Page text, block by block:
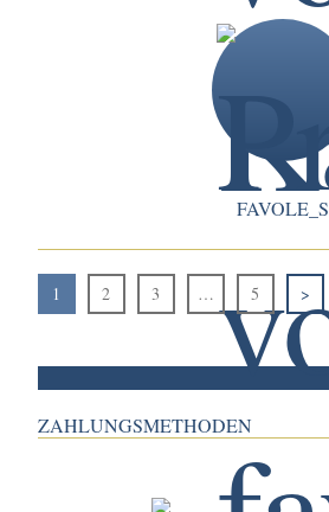
FAVOLE_S
1 2 3 … 5 >
ZAHLUNGSMETHODEN